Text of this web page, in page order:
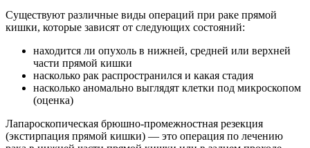
Существуют различные виды операций при раке прямой
кишки, которые зависят от следующих состояний:
находится ли опухоль в нижней, средней или верхней
части прямой кишки
насколько рак распространился и какая стадия
насколько аномально выглядят клетки под микроскопом
(оценка)
Лапароскопическая брюшно-промежностная резекция
(экстирпация прямой кишки) — это операция по лечению